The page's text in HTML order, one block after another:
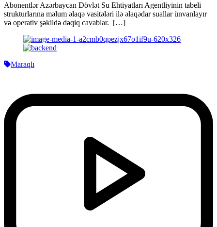
Abonentlər Azərbaycan Dövlət Su Ehtiyatları Agentliyinin tabeli
strukturlarına məlum əlaqə vasitələri ilə əlaqədar suallar ünvanlayır
və operativ şəkildə dəqiq cavablar. […]
Maraqlı